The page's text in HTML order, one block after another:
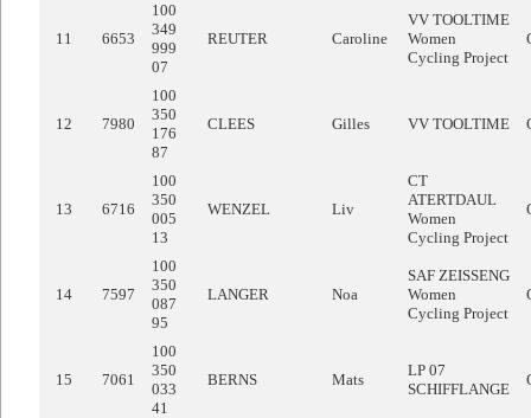
11 6653
100
349
999
07
REUTER Caroline
VV TOOLTIME
Women
Cycling Project
12 7980
100
350
176
87
CLEES Gilles VV TOOLTIME
13 6716
100
350
005
13
WENZEL Liv
CT
ATERTDAUL
Women
Cycling Project
14 7597
100
350
087
95
LANGER Noa
SAF ZEISSENG
Women
Cycling Project
15 7061
100
350
033
41
BERNS Mats
LP 07
SCHIFFLANGE